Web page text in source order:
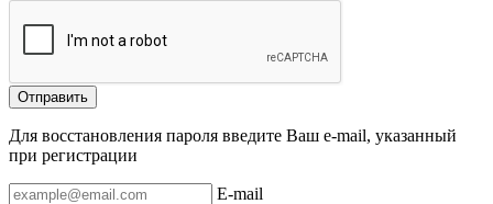
Отправить
Для восстановления пароля введите Ваш e-mail, указанный
при регистрации
E-mail